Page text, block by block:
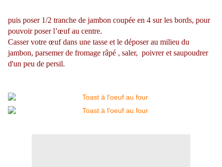
puis poser 1/2 tranche de jambon coupée en 4 sur les bords, pour
pouvoir poser l’œuf au centre.
Casser votre œuf dans une tasse et le déposer au milieu du
jambon, parsemer de fromage râpé , saler, poivrer et saupoudrer
d'un peu de persil.